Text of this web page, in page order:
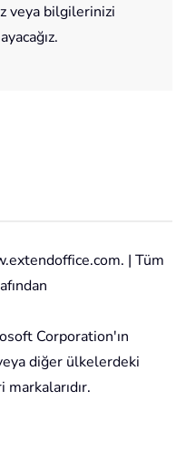
veya bilgilerinizi
| Tüm
Corporation'ın
diğer ülkelerdeki